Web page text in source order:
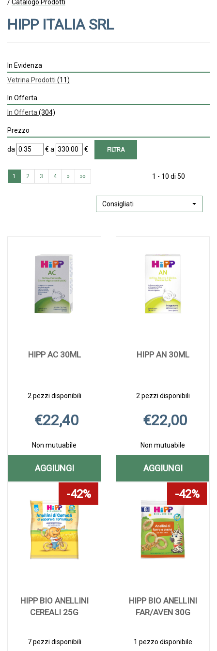
/Catalogo Prodotti
HIPP ITALIA SRL
In Evidenza
Vetrina Prodotti (11)
In Offerta
In Offerta (304)
Prezzo
filtra
da
da €
filtra
a
a €
1 2 3 4 » »» 1 - 10 di 50
Consigliati
HIPP AC 30ML
2 pezzi disponibili
€22,40
Non mutuabile
AGGIUNGI
AGGIUNGI HIPP
30ML AL
CARRELLO
30ML alla
wishlist
su HIPP
AC
30ML
HIPP AN 30ML
2 pezzi disponibili
€22,00
Non mutuabile
AGGIUNGI
AGGIUNGI
30ML AL
CARRELLO
30ML alla
wishlist
su HIPP
AN
30ML
HIPP BIO ANELLINI
CEREALI 25G
7 pezzi disponibili
42%
HIPP BIO ANELLINI
FAR/AVEN 30G
1 pezzo disponibile
42%